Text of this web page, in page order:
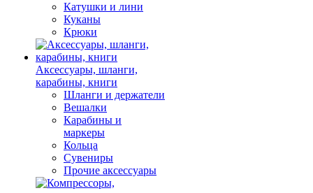
Катушки и лини
Куканы
Крюки
Аксессуары, шланги,
карабины, книги
Шланги и держатели
Вешалки
Карабины и
маркеры
Кольца
Сувениры
Прочие аксессуары